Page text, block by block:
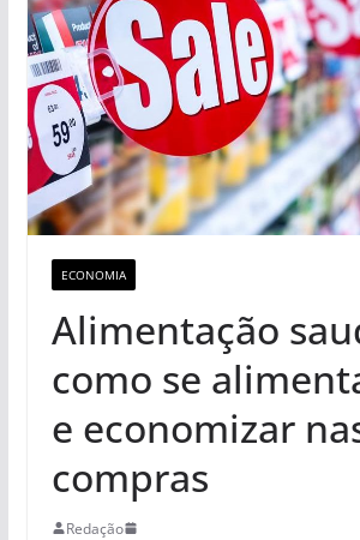
ECONOMIA
Alimentação
como se
e economizar
compras
Redação